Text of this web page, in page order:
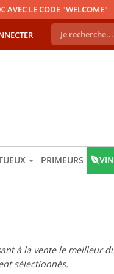
AVEC LE CODE "WELCOME"
PRIMEURS
à la vente le meilleur
sélectionnés.